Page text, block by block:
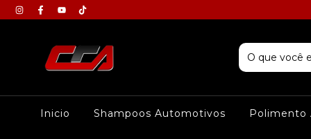
Inicio Shampoos Automotivos Polimento